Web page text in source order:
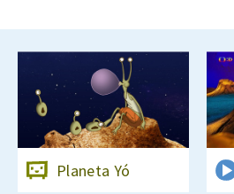
Planeta Yó